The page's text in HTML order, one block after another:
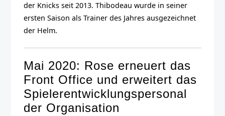
der Knicks seit 2013. Thibodeau wurde in seiner
ersten Saison als Trainer des Jahres ausgezeichnet
der Helm.
Mai 2020: Rose erneuert das
Front Office und erweitert das
Spielerentwicklungspersonal
der Organisation